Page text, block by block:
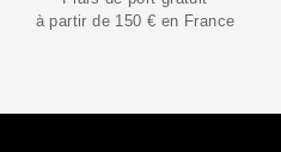
à partir de 150 € en France